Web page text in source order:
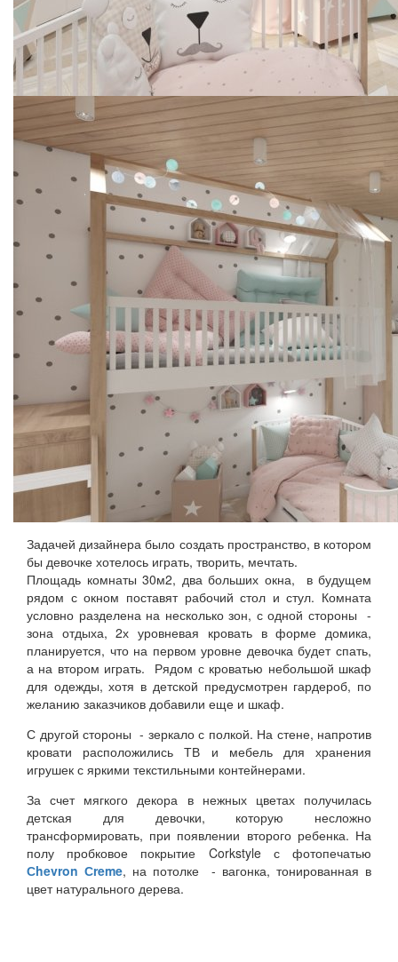
Задачей дизайнера было создать пространство, в котором
бы девочке хотелось играть, творить, мечтать.
Площадь комнаты 30м2, два больших окна, в будущем
рядом с окном поставят рабочий стол и стул. Комната
условно разделена на несколько зон, с одной стороны -
зона отдыха, 2х уровневая кровать в форме домика,
планируется, что на первом уровне девочка будет спать,
а на втором играть. Рядом с кроватью небольшой шкаф
для одежды, хотя в детской предусмотрен гардероб, по
желанию заказчиков добавили еще и шкаф.
С другой стороны - зеркало с полкой. На стене, напротив
кровати расположились ТВ и мебель для хранения
игрушек с яркими текстильными контейнерами.
За счет мягкого декора в нежных цветах получилась
детская для девочки, которую несложно
трансформировать, при появлении второго ребенка. На
полу пробковое покрытие Corkstyle с фотопечатью
Сhevron Сreme, на потолке - вагонка, тонированная в
цвет натурального дерева.